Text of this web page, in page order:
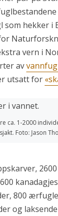
som hekker i
vern i
av
utsatt for
ca. 1-2000
Foto: Jason
800
og